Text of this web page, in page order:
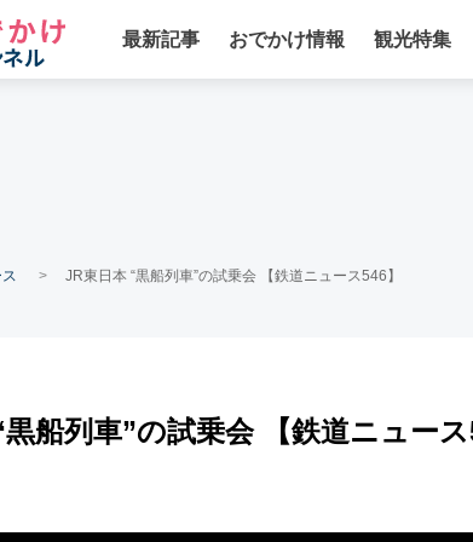
最新記事 おでかけ情報 観光特集
JR東日本 “黒船列車”の試乗会 【鉄道ニュース546】
船列車”の試乗会 【鉄道ニュース